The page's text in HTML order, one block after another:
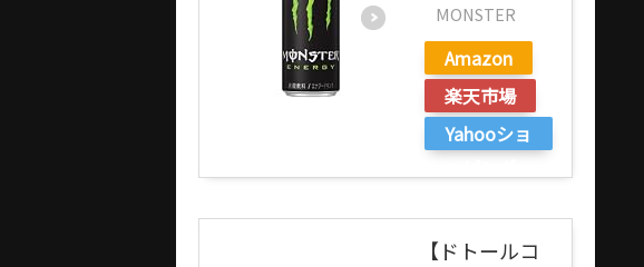
MONSTER
Amazon
楽天市場
Yahooショ
【ドトールコ